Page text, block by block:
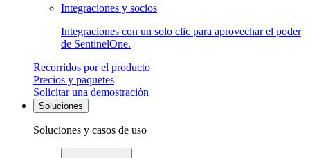
Integraciones y socios
Integraciones con un solo clic para aprovechar el poder
de SentinelOne.
Recorridos por el producto
Precios y paquetes
Solicitar una demostración
Soluciones
Soluciones y casos de uso